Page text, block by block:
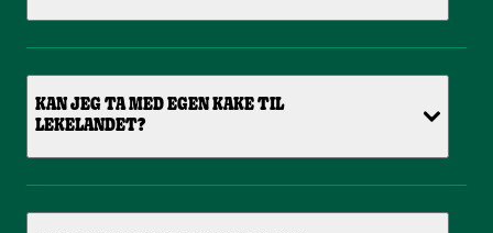
KAN JEG TA MED EGEN KAKE TIL
LEKELANDET?